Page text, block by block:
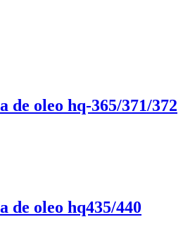
de oleo hq-365/371/372
de oleo hq435/440